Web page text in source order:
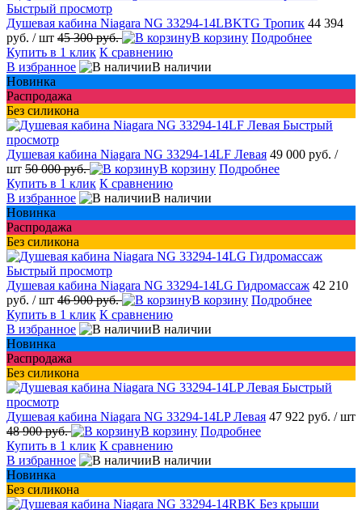
Быстрый просмотр
Душевая кабина Niagara NG 33294-14LBKTG Тропик 44 394
руб. / шт 45 300 руб. В корзину Подробнее
Купить в 1 клик К сравнению
В избранное
В наличии
Новинка
Распродажа
Без силикона
Быстрый
просмотр
Душевая кабина Niagara NG 33294-14LF Левая 49 000 руб. /
шт 50 000 руб. В корзину Подробнее
Купить в 1 клик К сравнению
В избранное
В наличии
Новинка
Распродажа
Без силикона
Быстрый просмотр
Душевая кабина Niagara NG 33294-14LG Гидромассаж 42 210
руб. / шт 46 900 руб. В корзину Подробнее
Купить в 1 клик К сравнению
В избранное
В наличии
Новинка
Распродажа
Без силикона
Быстрый
просмотр
Душевая кабина Niagara NG 33294-14LP Левая 47 922 руб. / шт
48 900 руб.
В корзину Подробнее
Купить в 1 клик К сравнению
В избранное
В наличии
Новинка
Без силикона